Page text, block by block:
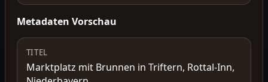
Metadaten Vorschau
TITEL
Marktplatz mit Brunnen in Triftern, Rottal-Inn,